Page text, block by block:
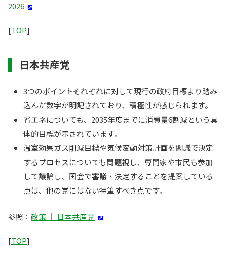
2026
[TOP]
日本共産党
3つのポイントそれぞれに対して現行の政府目標より踏み
込んだ数字が明記されており、積極性が感じられます。
省エネについても、2035年度までに消費量6割減という具
体的目標が示されています。
温室効果ガス削減目標や気候変動対策計画を閣議で決定
するプロセスについても問題視し、専門家や市民も参加
して議論し、国会で審議・決定することを提案している
点は、他の党にはない特筆すべき点です。
参照： 政策 ｜ 日本共産党
[TOP]